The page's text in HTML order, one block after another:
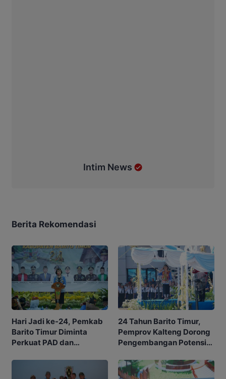
Intim News
Berita Rekomendasi
Hari Jadi ke-24, Pemkab
Barito Timur Diminta
Perkuat PAD dan
24 Tahun Barito Timur,
Pemprov Kalteng Dorong
Pengembangan Potensi